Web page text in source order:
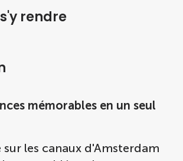
rendre
mémorables en un seul
sur les canaux d'Amsterdam